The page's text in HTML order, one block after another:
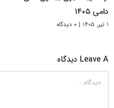
دامی ۱۴۰۵
۱ تیر, ۱۴۰۵ | ۰ دیدگاه
Leave A دیدگاه
دیدگاه